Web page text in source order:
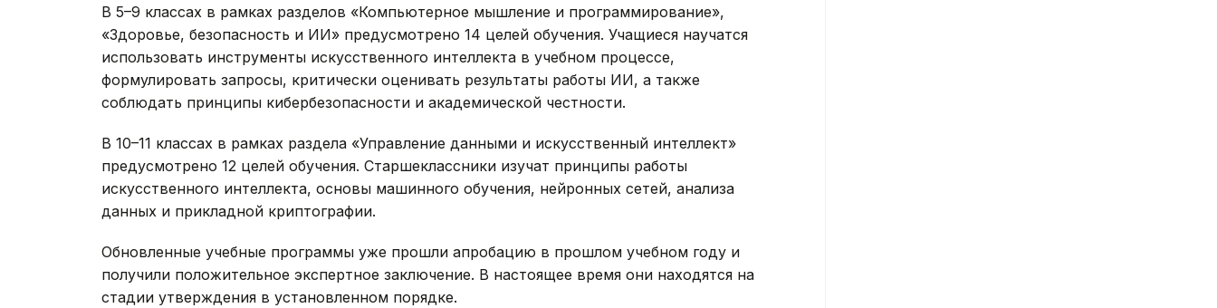
В 5–9 классах в рамках разделов «Компьютерное мышление и программирование»,
«Здоровье, безопасность и ИИ» предусмотрено 14 целей обучения. Учащиеся научатся
использовать инструменты искусственного интеллекта в учебном процессе,
формулировать запросы, критически оценивать результаты работы ИИ, а также
соблюдать принципы кибербезопасности и академической честности.
В 10–11 классах в рамках раздела «Управление данными и искусственный интеллект»
предусмотрено 12 целей обучения. Старшеклассники изучат принципы работы
искусственного интеллекта, основы машинного обучения, нейронных сетей, анализа
данных и прикладной криптографии.
Обновленные учебные программы уже прошли апробацию в прошлом учебном году и
получили положительное экспертное заключение. В настоящее время они находятся на
стадии утверждения в установленном порядке.